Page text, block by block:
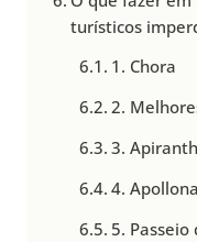
turísticos
1. Chora
2.
3.
4.
5.